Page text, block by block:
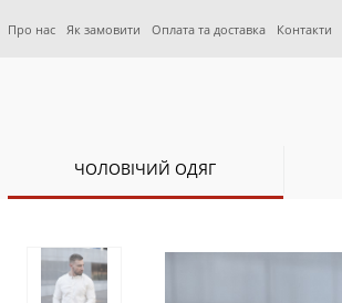
Про нас Як замовити Оплата та доставка Контакти
ЧОЛОВІЧИЙ ОДЯГ